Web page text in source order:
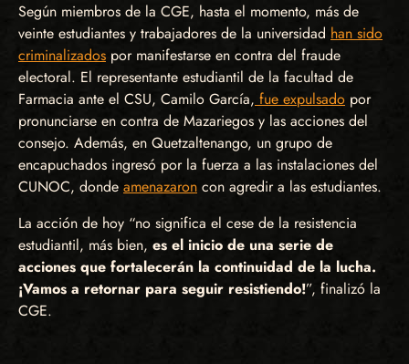
Según miembros de la CGE, hasta el momento, más de
veinte estudiantes y trabajadores de la universidad han sido
criminalizados por manifestarse en contra del fraude
electoral. El representante estudiantil de la facultad de
Farmacia ante el CSU, Camilo García, fue expulsado por
pronunciarse en contra de Mazariegos y las acciones del
consejo. Además, en Quetzaltenango, un grupo de
encapuchados ingresó por la fuerza a las instalaciones del
CUNOC, donde amenazaron con agredir a las estudiantes.
La acción de hoy “no significa el cese de la resistencia
estudiantil, más bien, es el inicio de una serie de
acciones que fortalecerán la continuidad de la lucha.
¡Vamos a retornar para seguir resistiendo!”, finalizó la
CGE.